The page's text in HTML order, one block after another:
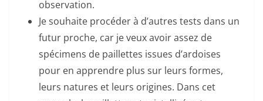
observation.
Je souhaite procéder à d’autres tests dans un
futur proche, car je veux avoir assez de
spécimens de paillettes issues d’ardoises
pour en apprendre plus sur leurs formes,
leurs natures et leurs origines. Dans cet